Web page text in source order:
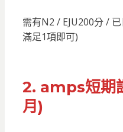
需有N2 / EJU200分 /
滿足1項即可)
2. amps短期
月)